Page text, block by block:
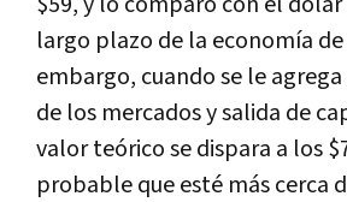
largo plazo de la economía de
embargo, cuando se le
de los mercados y salida de
valor teórico se dispara a los
probable que esté más cerca